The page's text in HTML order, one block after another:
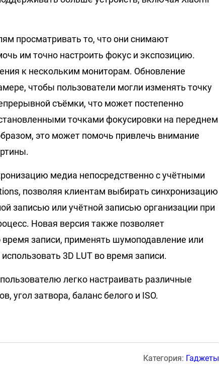
просматривать то, что они снимают
им точно настроить фокус и экспозицию.
к нескольким мониторам. Обновление
чтобы пользователи могли изменять точку
съёмки, что может постепенно
точками фокусировки на переднем
это может помочь привлечь внимание
медиа непосредственно с учётными
позволяя клиентам выбирать синхронизацию
записью или учётной записью организации при
Новая версия также позволяет
записи, применять шумоподавление или
3D LUT во время записи.
легко настраивать различные
угол затвора, баланс белого и ISO.
Категория: Гаджеты